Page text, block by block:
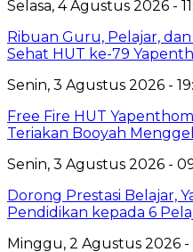
Selasa, 4 Agustus 2026 -
Ribuan Guru, Pelajar,
Sehat HUT ke-79
Senin, 3 Agustus 2026 -
Free Fire HUT
Teriakan Booyah
Senin, 3 Agustus 2026 -
Dorong Prestasi Belajar,
Pendidikan kepada 6
Minggu, 2 Agustus 2026 -